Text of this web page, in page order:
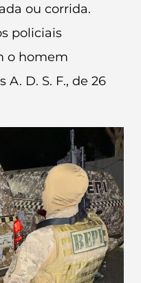
ou corrida.
policiais
o homem
D. S. F., de 26